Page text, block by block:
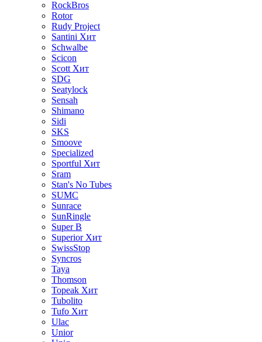
RockBros
Rotor
Rudy Project
Santini Хит
Schwalbe
Scicon
Scott Хит
SDG
Seatylock
Sensah
Shimano
Sidi
SKS
Smoove
Specialized
Sportful Хит
Sram
Stan's No Tubes
SUMC
Sunrace
SunRingle
Super B
Superior Хит
SwissStop
Syncros
Taya
Thomson
Topeak Хит
Tubolito
Tufo Хит
Ulac
Unior